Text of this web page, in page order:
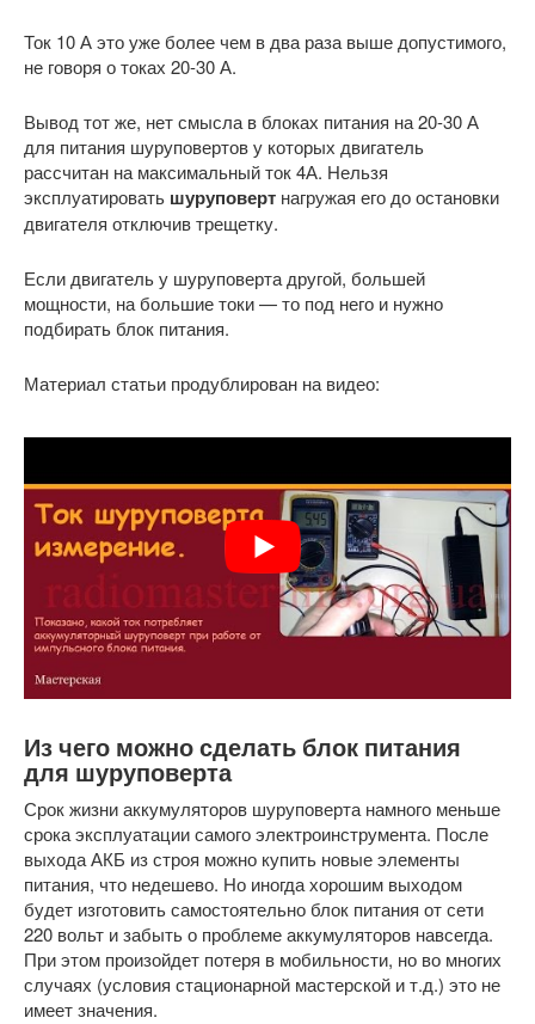
Ток 10 А это уже более чем в два раза выше допустимого,
не говоря о токах 20-30 А.
Вывод тот же, нет смысла в блоках питания на 20-30 А
для питания шуруповертов у которых двигатель
рассчитан на максимальный ток 4А. Нельзя
эксплуатировать шуруповерт нагружая его до остановки
двигателя отключив трещетку.
Если двигатель у шуруповерта другой, большей
мощности, на большие токи — то под него и нужно
подбирать блок питания.
Материал статьи продублирован на видео:
Из чего можно сделать блок питания
для шуруповерта
Срок жизни аккумуляторов шуруповерта намного меньше
срока эксплуатации самого электроинструмента. После
выхода АКБ из строя можно купить новые элементы
питания, что недешево. Но иногда хорошим выходом
будет изготовить самостоятельно блок питания от сети
220 вольт и забыть о проблеме аккумуляторов навсегда.
При этом произойдет потеря в мобильности, но во многих
случаях (условия стационарной мастерской и т.д.) это не
имеет значения.